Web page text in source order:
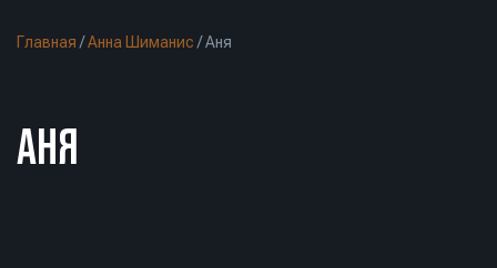
Главная /Анна Шиманис /Аня
АНЯ